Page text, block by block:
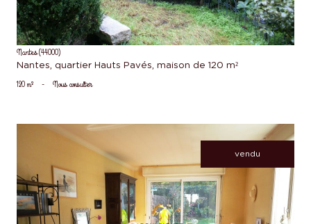
Nantes (44000)
Nantes, quartier Hauts Pavés, maison de 120 m²
120 m²
- Nous consulter
vendu